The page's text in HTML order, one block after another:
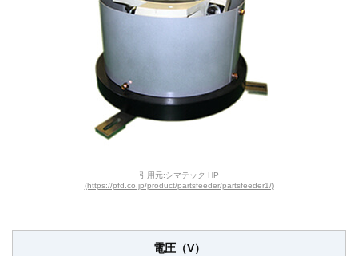
引用元:シマテック HP
(https://pfd.co.jp/product/partsfeeder/partsfeeder1/)
電圧（V）